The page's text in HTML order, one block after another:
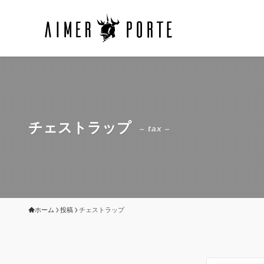
チェストラップ – tax –
ホーム 投稿 チェストラップ